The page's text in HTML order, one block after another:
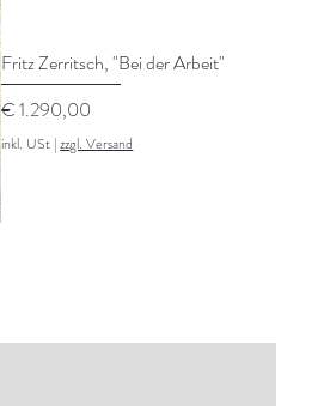
Fritz Zerritsch, "Bei der Arbeit"
Preis
€ 1.290,00
inkl. USt |zzgl. Versand